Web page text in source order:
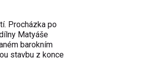
Procházka po
Matyáše
barokním
stavbu z konce